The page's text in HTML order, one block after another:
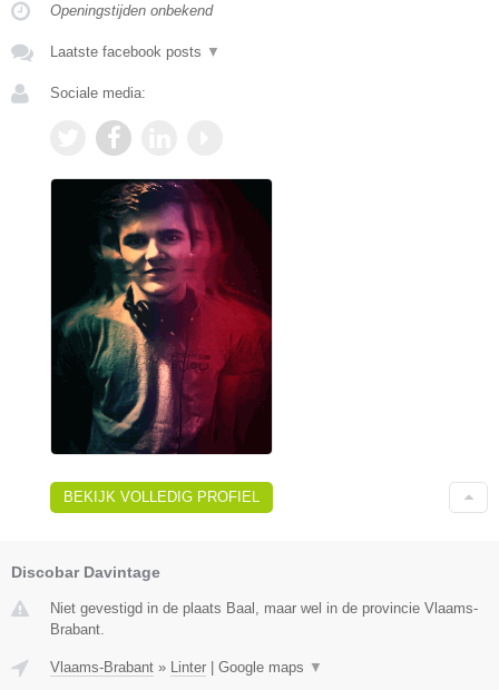
Openingstijden onbekend
Laatste facebook posts ▼
Sociale media:
BEKIJK VOLLEDIG PROFIEL
Discobar Davintage
Niet gevestigd in de plaats Baal, maar wel in de provincie Vlaams-
Brabant.
Vlaams-Brabant » Linter Google maps ▼